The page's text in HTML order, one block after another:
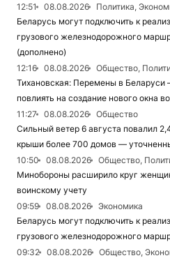
12:51
08.08.2026
Политика,
Беларусь могут подключить к
грузового железнодорожного
(дополнено)
12:16
08.08.2026
Общество,
Тихановская: Перемены в
повлиять на создание нового окна
11:27
08.08.2026
Общество
Сильный ветер 6 августа повалил
крыши более 700 домов —
10:50
08.08.2026
Общество,
Минобороны расширило круг
воинскому учету
09:59
08.08.2026
Экономика
Беларусь могут подключить к
грузового железнодорожного
09:32
08.08.2026
Общество,